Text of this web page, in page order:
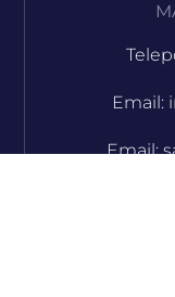
Email:
Email: